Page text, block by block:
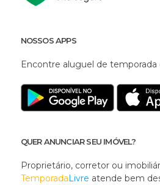
NOSSOS APPS
Encontre aluguel de temporada
QUER ANUNCIAR SEU IMÓVEL?
Proprietário, corretor ou
TemporadaLivre atende bem